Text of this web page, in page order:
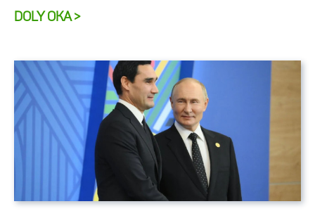
DOLY OKA >